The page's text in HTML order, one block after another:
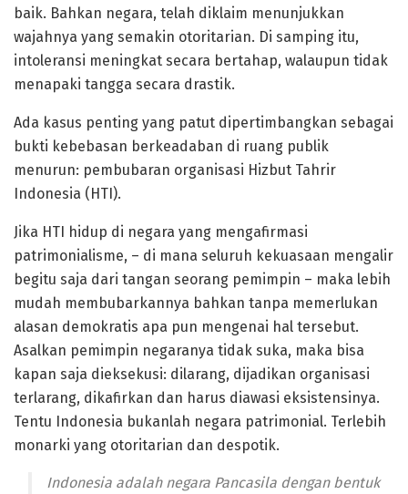
baik. Bahkan negara, telah diklaim menunjukkan
wajahnya yang semakin otoritarian. Di samping itu,
intoleransi meningkat secara bertahap, walaupun tidak
menapaki tangga secara drastik.
Ada kasus penting yang patut dipertimbangkan sebagai
bukti kebebasan berkeadaban di ruang publik
menurun: pembubaran organisasi Hizbut Tahrir
Indonesia (HTI).
Jika HTI hidup di negara yang mengafirmasi
patrimonialisme, – di mana seluruh kekuasaan mengalir
begitu saja dari tangan seorang pemimpin – maka lebih
mudah membubarkannya bahkan tanpa memerlukan
alasan demokratis apa pun mengenai hal tersebut.
Asalkan pemimpin negaranya tidak suka, maka bisa
kapan saja dieksekusi: dilarang, dijadikan organisasi
terlarang, dikafirkan dan harus diawasi eksistensinya.
Tentu Indonesia bukanlah negara patrimonial. Terlebih
monarki yang otoritarian dan despotik.
Indonesia adalah negara Pancasila dengan bentuk